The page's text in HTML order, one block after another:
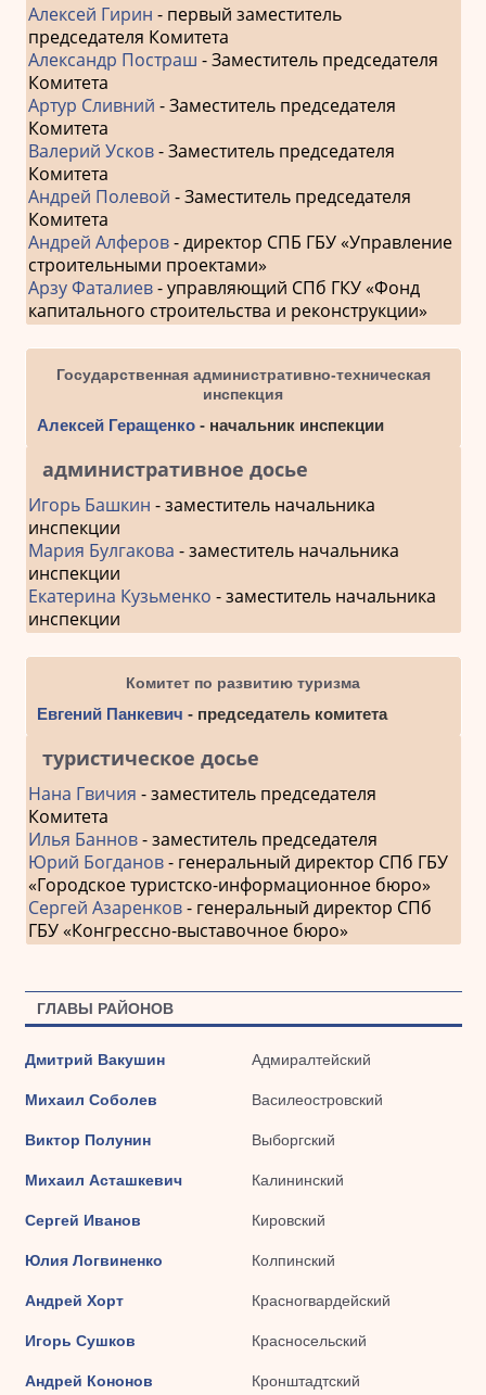
Алексей Гирин - первый заместитель
председателя Комитета
Александр Постраш - Заместитель председателя
Комитета
Артур Сливний - Заместитель председателя
Комитета
Валерий Усков- Заместитель председателя
Комитета
Андрей Полевой - Заместитель председателя
Комитета
Андрей Алферов- директор СПБ ГБУ «Управление
строительными проектами»
Арзу Фаталиев- управляющий СПб ГКУ «Фонд
капитального строительства и реконструкции»
Государственная административно-техническая
инспекция
Алексей Геращенко- начальник инспекции
административное досье
Игорь Башкин - заместитель начальника
инспекции
Мария Булгакова - заместитель начальника
инспекции
Екатерина Кузьменко - заместитель начальника
инспекции
Комитет по развитию туризма
Евгений Панкевич - председатель комитета
туристическое досье
Нана Гвичия - заместитель председателя
Комитета
Илья Баннов- заместитель председателя
Юрий Богданов- генеральный директор СПб ГБУ
«Городское туристско-информационное бюро»
Сергей Азаренков- генеральный директор СПб
ГБУ «Конгрессно-выставочное бюро»
ГЛАВЫ РАЙОНОВ
Дмитрий Вакушин Адмиралтейский
Михаил Соболев Василеостровский
Виктор Полунин Выборгский
Михаил Асташкевич Калининский
Сергей Иванов Кировский
Юлия Логвиненко Колпинский
Андрей Хорт Красногвардейский
Игорь Сушков Красносельский
Андрей Кононов Кронштадтский